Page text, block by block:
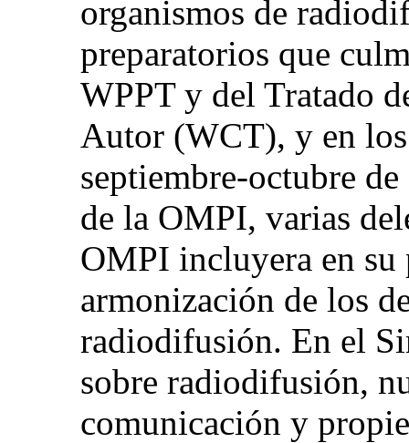
organismos de
preparatorios que
WPPT y del Tratado
Autor (WCT), y en los
septiembre-octubre
de la OMPI, varias
OMPI incluyera en su
armonización de los
radiodifusión. En el
sobre radiodifusión,
comunicación y